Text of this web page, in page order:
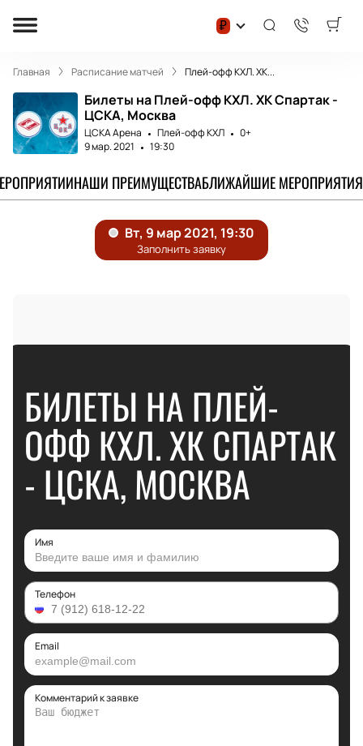
₽
Главная Расписание матчей Плей-офф КХЛ. ХК...
Билеты на Плей-офф КХЛ. ХК Спартак -
ЦСКА, Москва
ЦСКА Арена Плей-офф КХЛ
0+
9 мар. 2021
19:30
НАШИ ПРЕИМУЩЕСТВАБЛИЖАЙШИЕ МЕРОПРИЯТИЯ
БИЛЕТЫ НА ПЛЕЙ-
ОФФ КХЛ. ХК СПАРТАК
- ЦСКА, МОСКВА
Имя
Телефон
Email
Комментарий к заявке